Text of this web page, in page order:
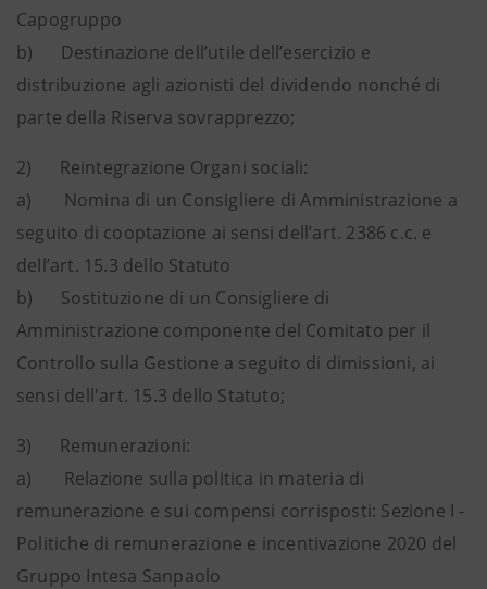
Capogruppo
b) Destinazione dell’utile dell’esercizio e
distribuzione agli azionisti del dividendo nonché di
parte della Riserva sovrapprezzo;
2) Reintegrazione Organi sociali:
a) Nomina di un Consigliere di Amministrazione a
seguito di cooptazione ai sensi dell’art. 2386 c.c. e
dell’art. 15.3 dello Statuto
b) Sostituzione di un Consigliere di
Amministrazione componente del Comitato per il
Controllo sulla Gestione a seguito di dimissioni, ai
sensi dell'art. 15.3 dello Statuto;
3) Remunerazioni:
a) Relazione sulla politica in materia di
remunerazione e sui compensi corrisposti: Sezione I -
Politiche di remunerazione e incentivazione 2020 del
Gruppo Intesa Sanpaolo